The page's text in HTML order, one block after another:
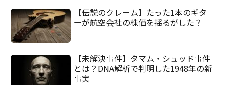
【伝説のクレーム】たった1本のギタ
ーが航空会社の株価を揺るがした？
【未解決事件】タマム・シュッド事件
とは？DNA解析で判明した1948年の新
事実